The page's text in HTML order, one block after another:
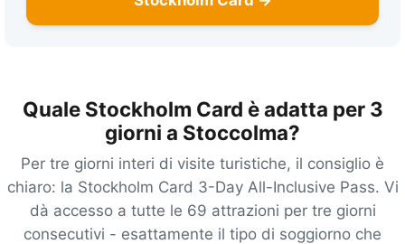
Quale Stockholm Card è adatta per 3
giorni a Stoccolma?
Per tre giorni interi di visite turistiche, il consiglio è
chiaro: la Stockholm Card 3-Day All-Inclusive Pass. Vi
dà accesso a tutte le 69 attrazioni per tre giorni
consecutivi - esattamente il tipo di soggiorno che